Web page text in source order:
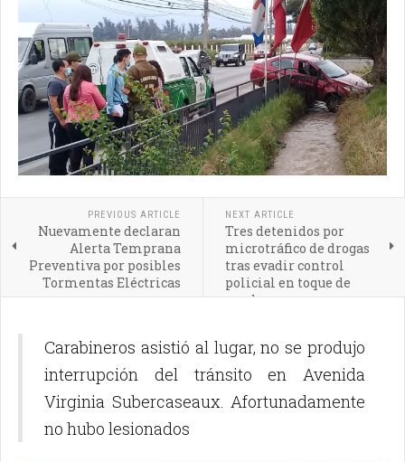
PREVIOUS ARTICLE
Nuevamente declaran
Alerta Temprana
Preventiva por posibles
Tormentas Eléctricas
NEXT ARTICLE
Tres detenidos por
microtráfico de drogas
tras evadir control
policial en toque de
queda
Carabineros asistió al lugar, no se produjo
interrupción del tránsito en Avenida
Virginia Subercaseaux. Afortunadamente
no hubo lesionados